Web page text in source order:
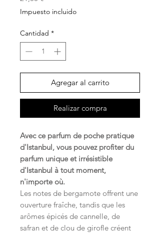
Impuesto incluido
Cantidad *
Agregar al carrito
Realizar compra
Avec ce parfum de poche pratique
d'Istanbul, vous pouvez profiter du
parfum unique et irrésistible
d'Istanbul à tout moment,
n'importe où.
Les notes de bergamote offrent une
ouverture fraîche, tandis que les
arômes épicés de cannelle, de
safran et de clou de girofle créent